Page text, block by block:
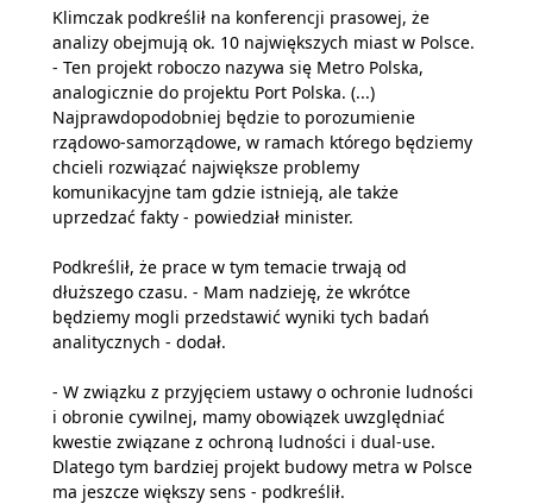
Klimczak podkreślił na konferencji prasowej, że
analizy obejmują ok. 10 największych miast w Polsce.
- Ten projekt roboczo nazywa się Metro Polska,
analogicznie do projektu Port Polska. (...)
Najprawdopodobniej będzie to porozumienie
rządowo-samorządowe, w ramach którego będziemy
chcieli rozwiązać największe problemy
komunikacyjne tam gdzie istnieją, ale także
uprzedzać fakty - powiedział minister.
Podkreślił, że prace w tym temacie trwają od
dłuższego czasu. - Mam nadzieję, że wkrótce
będziemy mogli przedstawić wyniki tych badań
analitycznych - dodał.
- W związku z przyjęciem ustawy o ochronie ludności
i obronie cywilnej, mamy obowiązek uwzględniać
kwestie związane z ochroną ludności i dual-use.
Dlatego tym bardziej projekt budowy metra w Polsce
ma jeszcze większy sens - podkreślił.